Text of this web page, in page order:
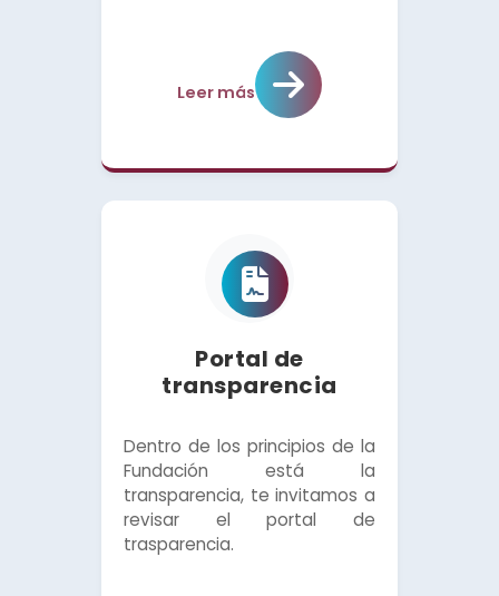
Leer más
Portal de
transparencia
Dentro de los principios de la
Fundación está la
transparencia, te invitamos a
revisar el portal de
trasparencia.